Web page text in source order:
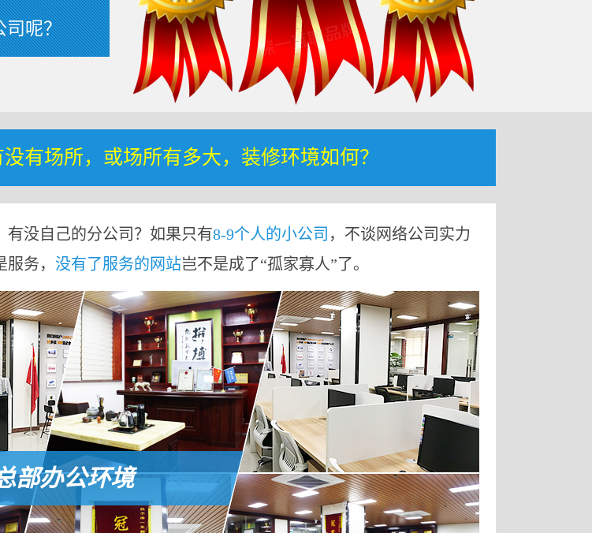
司呢？
有场所，或场所有多大，装修环境如何？
有没自己的分公司？如果只有8-9个人的小公司 ，不谈网络公司实力
务， 没有了服务的网站岂不是成了“孤家寡人”了。
部办公环境